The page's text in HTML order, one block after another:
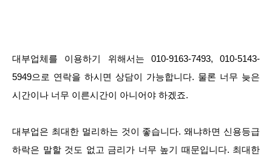
대부업체를 이용하기 위해서는 010-9163-7493, 010-5143-
5949으로 연락을 하시면 상담이 가능합니다. 물론 너무 늦은
시간이나 너무 이른시간이 아니어야 하겠죠.
대부업은 최대한 멀리하는 것이 좋습니다. 왜냐하면 신용등급
하락은 말할 것도 없고 금리가 너무 높기 때문입니다. 최대한